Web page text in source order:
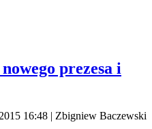
prezesa i
16:48 | Zbigniew Baczewski